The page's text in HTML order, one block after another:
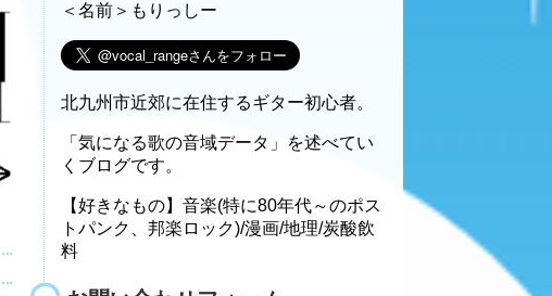
＜名前＞もりっしー
北九州市近郊に在住するギター初心者。
「気になる歌の音域データ」を述べてい
くブログです。
【好きなもの】音楽(特に80年代～のポス
トパンク、邦楽ロック)/漫画/地理/炭酸飲
料